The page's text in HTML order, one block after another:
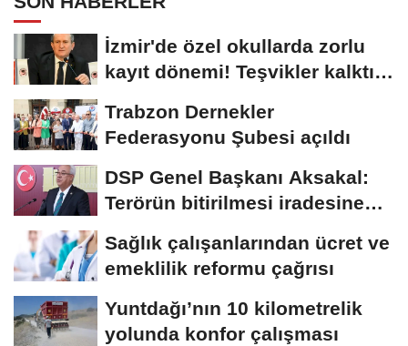
İzmir'de özel okullarda zorlu
kayıt dönemi! Teşvikler kalktı,
Trabzon Dernekler
Federasyonu Şubesi açıldı
DSP Genel Başkanı Aksakal:
Terörün bitirilmesi iradesine
Sağlık çalışanlarından ücret ve
emeklilik reformu çağrısı
Yuntdağı’nın 10 kilometrelik
yolunda konfor çalışması